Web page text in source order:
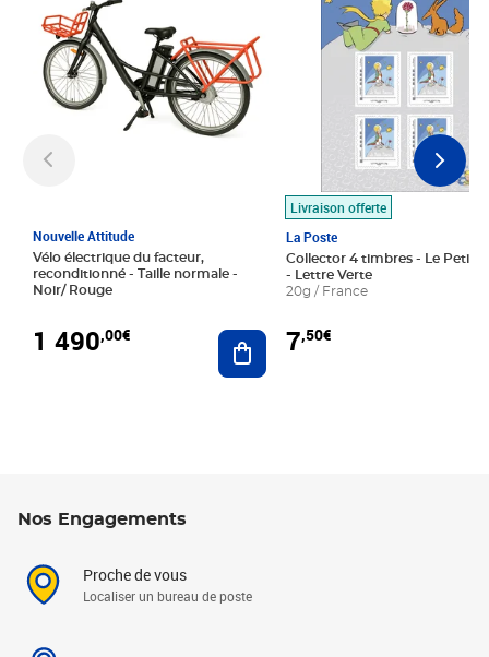
Nouvelle Attitude
Vélo électrique du facteur,
reconditionné - Taille normale -
Noir/ Rouge
1 490,00€ Ajouter au panier
Livraison offerte
La Poste
Collector 4 timbres - Le Petit
- Lettre Verte
20g / France
7,50€
Nos Engagements
Proche de vous
Localiser un bureau de poste